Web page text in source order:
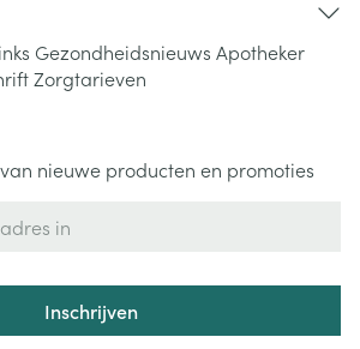
Gezondheidsnieuws Apotheker
Zorgtarieven
nieuwe producten en promoties
Inschrijven